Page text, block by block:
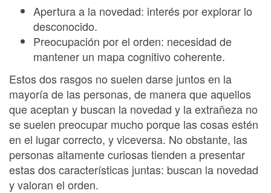
Apertura a la novedad: interés por explorar lo
desconocido.
Preocupación por el orden: necesidad de
mantener un mapa cognitivo coherente.
Estos dos rasgos no suelen darse juntos en la
mayoría de las personas, de manera que aquellos
que aceptan y buscan la novedad y la extrañeza no
se suelen preocupar mucho porque las cosas estén
en el lugar correcto, y viceversa. No obstante, las
personas altamente curiosas tienden a presentar
estas dos características juntas: buscan la novedad
y valoran el orden.